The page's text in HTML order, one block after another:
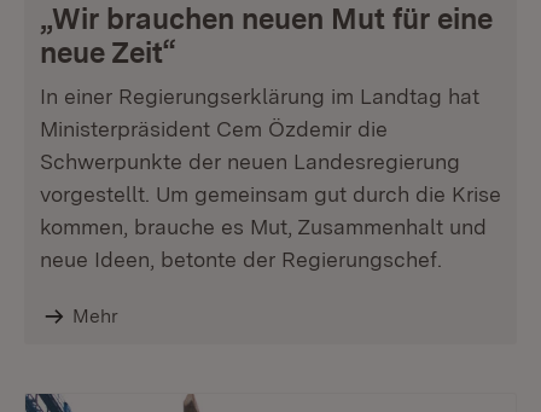
„Wir brauchen neuen Mut für eine
neue Zeit“
In einer Regierungserklärung im Landtag hat
Ministerpräsident Cem Özdemir die
Schwerpunkte der neuen Landesregierung
vorgestellt. Um gemeinsam gut durch die Krise
kommen, brauche es Mut, Zusammenhalt und
neue Ideen, betonte der Regierungschef.
Mehr